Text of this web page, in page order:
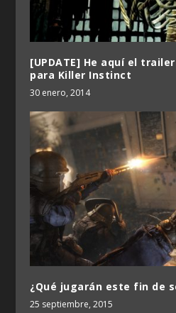
[UPDATE] He aquí el
para Killer Instinct
30 enero, 2014
¿Qué jugarán este fin de
25 septiembre, 2015